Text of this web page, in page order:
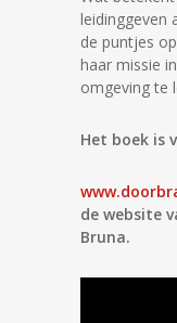
leidinggeven
de puntjes
haar missie
omgeving te
Het boek is
de website
Bruna.